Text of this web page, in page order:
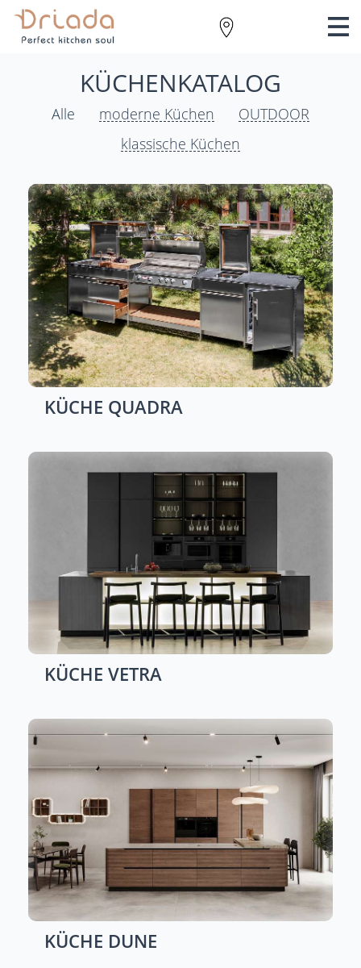
KÜCHENKATALOG
Alle moderne Küchen
OUTDOOR
klassische Küchen
KÜCHE QUADRA
KÜCHE VETRA
KÜCHE DUNE